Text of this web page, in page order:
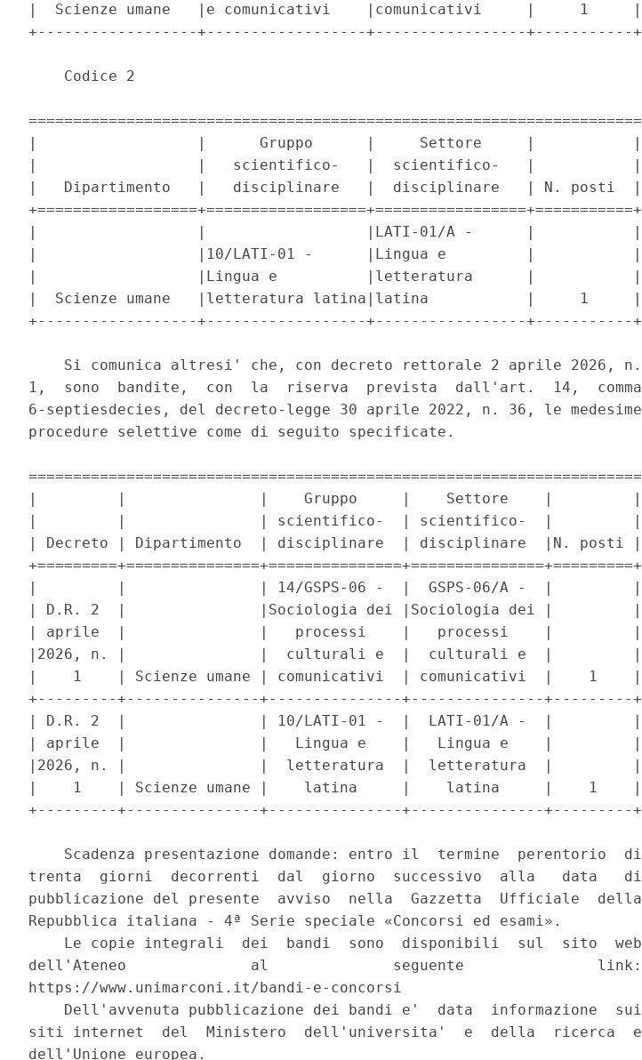
|  Scienze umane   |e comunicativi    |comunicativi     |     1     |
+------------------+------------------+-----------------+-----------+
    Codice 2
=====================================================================
|                  |      Gruppo      |     Settore     |           |
|                  |   scientifico-   |  scientifico-   |           |
|   Dipartimento   |   disciplinare   |  disciplinare   | N. posti  |
+==================+==================+=================+===========+
|                  |                  |LATI-01/A -      |           |
|                  |10/LATI-01 -      |Lingua e         |           |
|                  |Lingua e          |letteratura      |           |
|  Scienze umane   |letteratura latina|latina           |     1     |
+------------------+------------------+-----------------+-----------+
    Si comunica altresi' che, con decreto rettorale 2 aprile 2026, n.
1,  sono  bandite,  con  la  riserva  prevista  dall'art.  14,  comma
6-septiesdecies, del decreto-legge 30 aprile 2022, n. 36, le medesime
procedure selettive come di seguito specificate.
=====================================================================
|         |               |    Gruppo     |    Settore    |         |
|         |               | scientifico-  | scientifico-  |         |
| Decreto | Dipartimento  | disciplinare  | disciplinare  |N. posti |
+=========+===============+===============+===============+=========+
|         |               | 14/GSPS-06 -  |  GSPS-06/A -  |         |
| D.R. 2  |               |Sociologia dei |Sociologia dei |         |
| aprile  |               |   processi    |   processi    |         |
|2026, n. |               |  culturali e  |  culturali e  |         |
|    1    | Scienze umane | comunicativi  | comunicativi  |    1    |
+---------+---------------+---------------+---------------+---------+
| D.R. 2  |               | 10/LATI-01 -  |  LATI-01/A -  |         |
| aprile  |               |   Lingua e    |   Lingua e    |         |
|2026, n. |               |  letteratura  |  letteratura  |         |
|    1    | Scienze umane |    latina     |    latina     |    1    |
+---------+---------------+---------------+---------------+---------+
    Scadenza presentazione domande: entro il  termine  perentorio  di
trenta  giorni  decorrenti  dal  giorno  successivo  alla   data   di
pubblicazione del presente  avviso  nella  Gazzetta  Ufficiale  della
Repubblica italiana - 4ª Serie speciale «Concorsi ed esami».
    Le copie integrali  dei  bandi  sono  disponibili  sul  sito  web
dell'Ateneo              al              seguente               link:
https://www.unimarconi.it/bandi-e-concorsi
    Dell'avvenuta pubblicazione dei bandi e'  data  informazione  sui
siti internet  del  Ministero  dell'universita'  e  della  ricerca  e
dell'Unione europea.